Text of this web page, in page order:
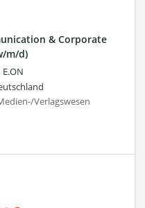
& Corporate
m/d)
E.ON
Verlagswesen